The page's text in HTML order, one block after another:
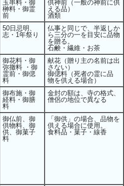
玉串料・御
榊料・御霊
前
供神前（一般の神前に供
える品）
酒類
50日忌明、
志・1年祭り
仏事と同じで、半返しか
ら三分の一を目安に品物
を贈る。
石鹸・繊維・お茶
御花料・御
弥撤料 ・御
霊前・御偲
料
献花（贈り主の名前は出
さない）
御偲料（死者の霊に品
物を供える場合）
御布施・御
経料・御膳
料
金封の額は、寺の格式、
僧侶の地位で異なる
御仏前、御
供物料、御
供、御菓子
料
「御供」の場合、品物を
供える場合に使用。
食料品・菓子・線香